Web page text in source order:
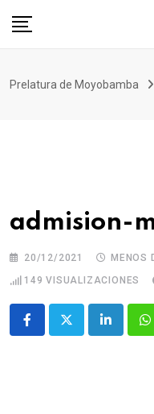
Prelatura de Moyobamba
admision-
20/12/2021
MENOS
149 VISUALIZACIONES